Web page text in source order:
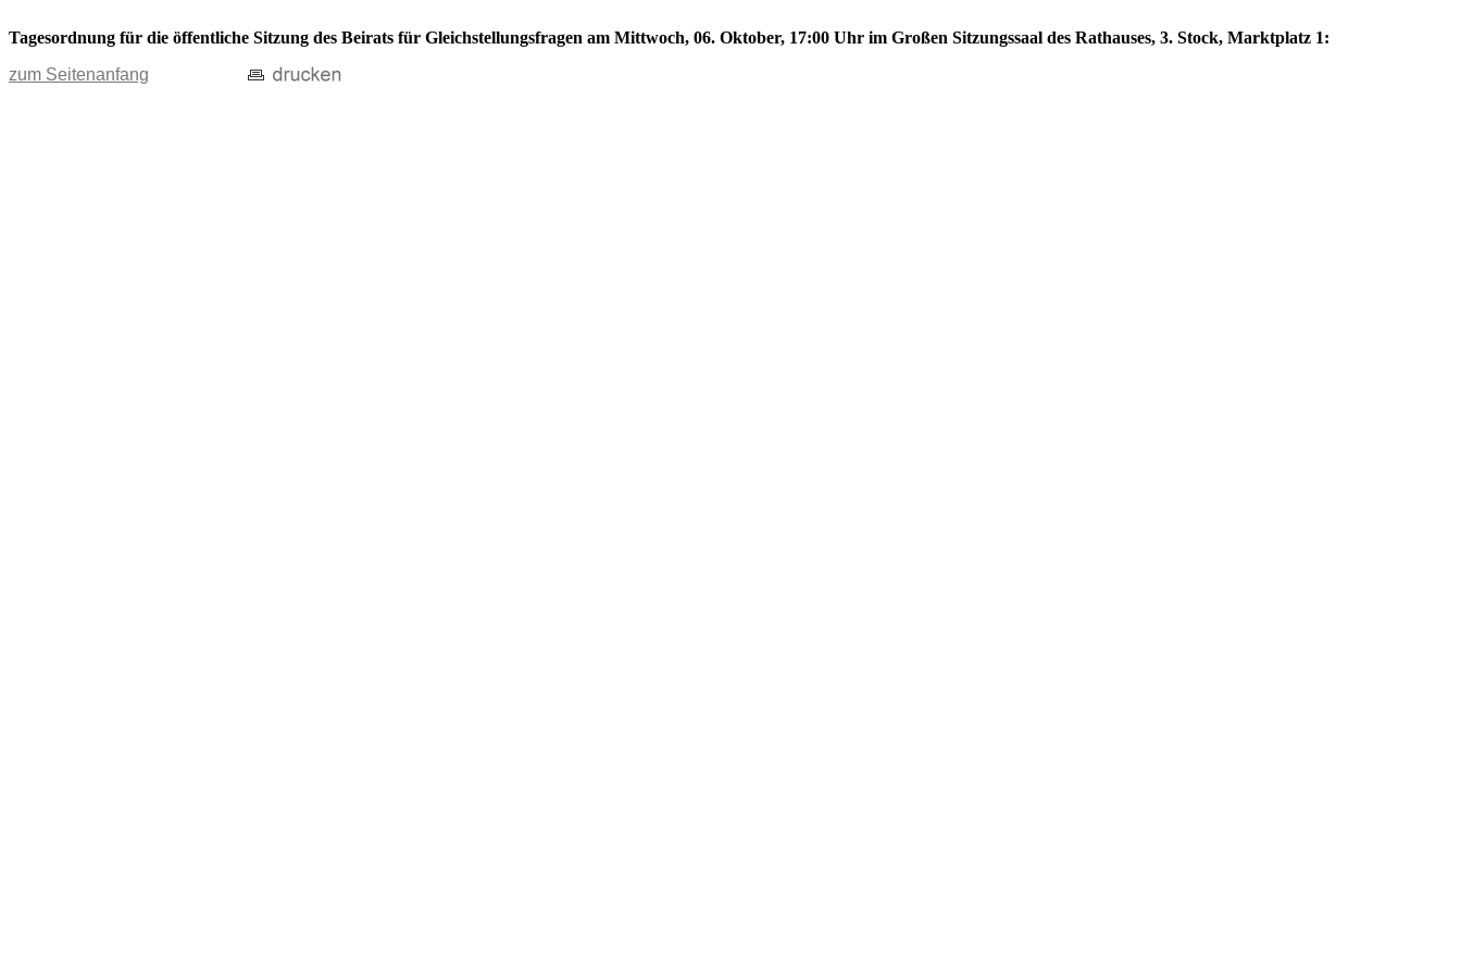
Tagesordnung für die öffentliche Sitzung des Beirats für Gleichstellungsfragen am Mittwoch, 06. Oktober, 17:00 Uhr im Großen Sitzungssaal des Rathauses, 3. Stock, Marktplatz 1:
zum Seitenanfang